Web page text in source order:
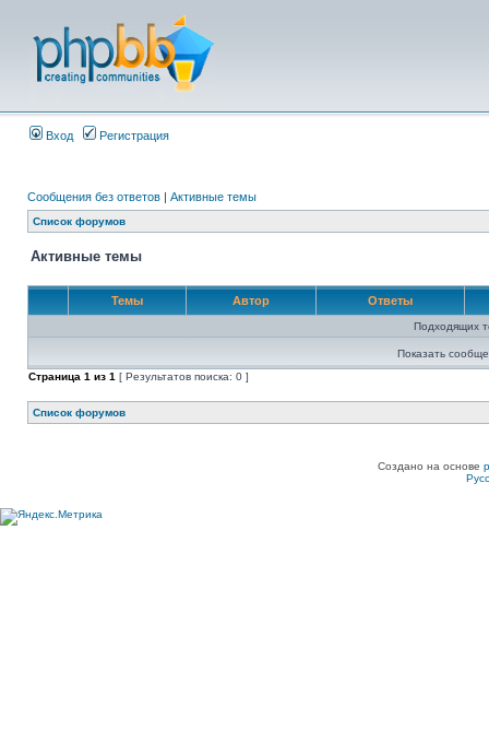
Вход Регистрация
Сообщения без ответов | Активные темы
Список форумов
Активные темы
Темы Автор Ответы
Подходящих
Показать
Страница 1 из 1 [ Результатов поиска: 0 ]
Список форумов
Создано на основе